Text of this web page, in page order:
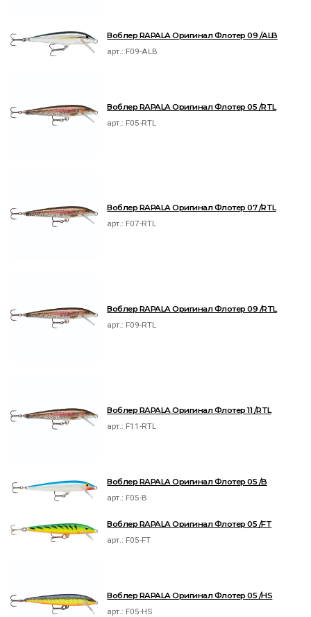
Воблер RAPALA Оригинал Флотер 09 /ALB
арт.: F09-ALB
Воблер RAPALA Оригинал Флотер 05 /RTL
арт.: F05-RTL
Воблер RAPALA Оригинал Флотер 07 /RTL
арт.: F07-RTL
Воблер RAPALA Оригинал Флотер 09 /RTL
арт.: F09-RTL
Воблер RAPALA Оригинал Флотер 11 /RTL
арт.: F11-RTL
Воблер RAPALA Оригинал Флотер 05 /B
арт.: F05-B
Воблер RAPALA Оригинал Флотер 05 /FT
арт.: F05-FT
Воблер RAPALA Оригинал Флотер 05 /HS
арт.: F05-HS